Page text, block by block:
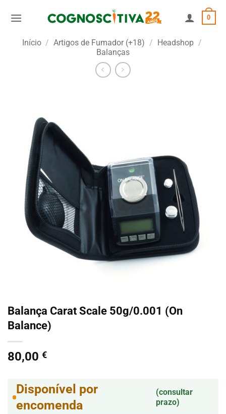
0
Início / Artigos de Fumador (+18) / Headshop /
Balanças
Balança Carat Scale 50g/0.001 (On
Balance)
80,00 €
Disponível por
encomenda
(consultar
prazo)